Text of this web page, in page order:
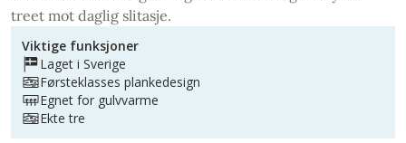
treet mot daglig slitasje.
Viktige funksjoner
Laget i Sverige
Førsteklasses plankedesign
Egnet for gulvvarme
Ekte tre